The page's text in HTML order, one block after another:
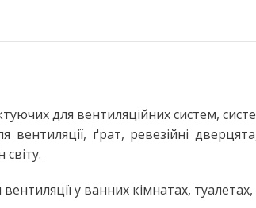
на струбцині
ПЕРЕНОСНІ ЛАМПИ
для вентиляційних систем,
вентиляції, ґрат, ревезійні
у ванних кімнатах,